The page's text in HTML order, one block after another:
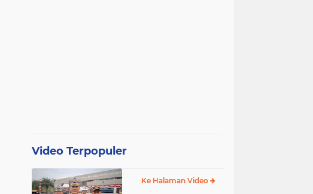
Video Terpopuler
Ke Halaman Video